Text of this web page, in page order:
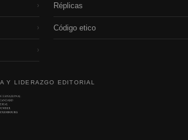
›
›
›
Réplicas
Código etico
Y LIDERAZGO EDITORIAL